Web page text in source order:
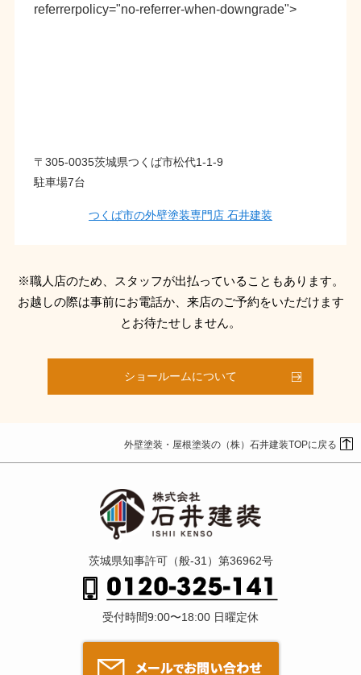
referrerpolicy="no-referrer-when-downgrade">
〒305-0035茨城県つくば市松代1-1-9
駐車場7台
つくば市の外壁塗装専門店 石井建装
※職人店のため、スタッフが出払っていることもあります。
お越しの際は事前にお電話か、来店のご予約をいただけます
とお待たせしません。
ショールームについて
外壁塗装・屋根塗装の（株）石井建装TOPに戻る
茨城県知事許可（般-31）第36962号
受付時間9:00〜18:00 日曜定休